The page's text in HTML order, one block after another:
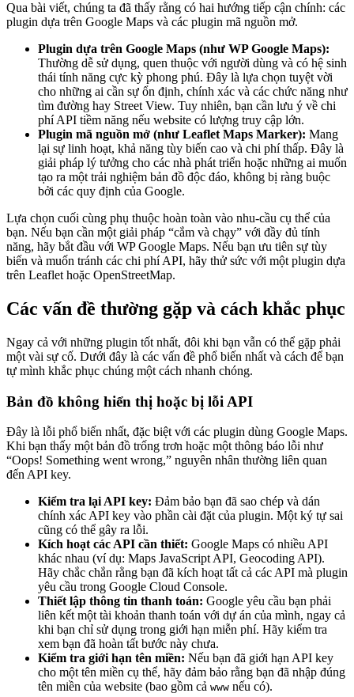
Qua bài viết, chúng ta đã thấy rằng có hai hướng tiếp cận chính: các
plugin dựa trên Google Maps và các plugin mã nguồn mở.
Plugin dựa trên Google Maps (như WP Google Maps):
Thường dễ sử dụng, quen thuộc với người dùng và có hệ sinh
thái tính năng cực kỳ phong phú. Đây là lựa chọn tuyệt vời
cho những ai cần sự ổn định, chính xác và các chức năng như
tìm đường hay Street View. Tuy nhiên, bạn cần lưu ý về chi
phí API tiềm năng nếu website có lượng truy cập lớn.
Plugin mã nguồn mở (như Leaflet Maps Marker): Mang
lại sự linh hoạt, khả năng tùy biến cao và chi phí thấp. Đây là
giải pháp lý tưởng cho các nhà phát triển hoặc những ai muốn
tạo ra một trải nghiệm bản đồ độc đáo, không bị ràng buộc
bởi các quy định của Google.
Lựa chọn cuối cùng phụ thuộc hoàn toàn vào nhu-cầu cụ thể của
bạn. Nếu bạn cần một giải pháp “cắm và chạy” với đầy đủ tính
năng, hãy bắt đầu với WP Google Maps. Nếu bạn ưu tiên sự tùy
biến và muốn tránh các chi phí API, hãy thử sức với một plugin dựa
trên Leaflet hoặc OpenStreetMap.
Các vấn đề thường gặp và cách khắc phục
Ngay cả với những plugin tốt nhất, đôi khi bạn vẫn có thể gặp phải
một vài sự cố. Dưới đây là các vấn đề phổ biến nhất và cách để bạn
tự mình khắc phục chúng một cách nhanh chóng.
Bản đồ không hiển thị hoặc bị lỗi API
Đây là lỗi phổ biến nhất, đặc biệt với các plugin dùng Google Maps.
Khi bạn thấy một bản đồ trống trơn hoặc một thông báo lỗi như
“Oops! Something went wrong,” nguyên nhân thường liên quan
đến API key.
Kiểm tra lại API key: Đảm bảo bạn đã sao chép và dán
chính xác API key vào phần cài đặt của plugin. Một ký tự sai
cũng có thể gây ra lỗi.
Kích hoạt các API cần thiết: Google Maps có nhiều API
khác nhau (ví dụ: Maps JavaScript API, Geocoding API).
Hãy chắc chắn rằng bạn đã kích hoạt tất cả các API mà plugin
yêu cầu trong Google Cloud Console.
Thiết lập thông tin thanh toán: Google yêu cầu bạn phải
liên kết một tài khoản thanh toán với dự án của mình, ngay cả
khi bạn chỉ sử dụng trong giới hạn miễn phí. Hãy kiểm tra
xem bạn đã hoàn tất bước này chưa.
Kiểm tra giới hạn tên miền: Nếu bạn đã giới hạn API key
cho một tên miền cụ thể, hãy đảm bảo rằng bạn đã nhập đúng
tên miền của website (bao gồm cả www nếu có).